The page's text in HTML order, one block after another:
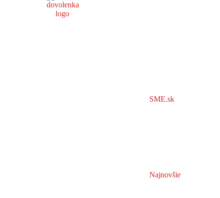
SME.sk
Najnovšie